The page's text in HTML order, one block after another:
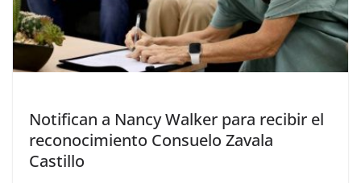
Notifican a Nancy Walker para recibir el
reconocimiento Consuelo Zavala
Castillo